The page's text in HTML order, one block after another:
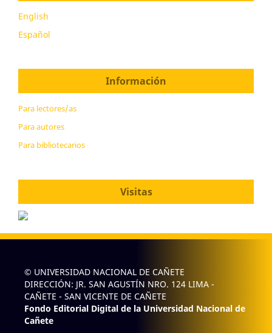
English
Español
Información
Para lectores/as
Para autores
Para bibliotecarios
Visitas
© UNIVERSIDAD NACIONAL DE CAÑETE
DIRECCIÓN: JR. SAN AGUSTÍN NRO. 124 LIMA -
CAÑETE - SAN VICENTE DE CAÑETE
Fondo Editorial Digital de la Universidad Nacional de
Cañete